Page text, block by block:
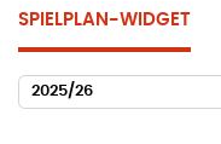
SPIELPLAN-WIDGET
2025/26